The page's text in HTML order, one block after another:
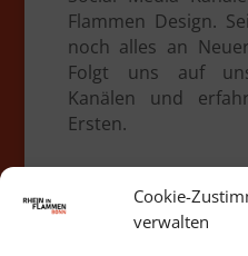
Cookie-
verwalten
Flammen Design.
noch alles an
Folgt uns auf
Kanälen und
Ersten.
Alle News